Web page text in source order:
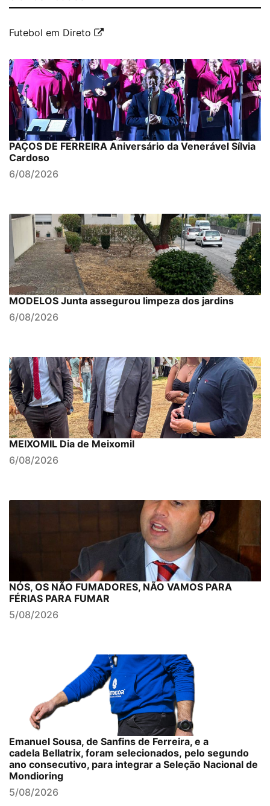
Futebol em Direto
PAÇOS DE FERREIRA Aniversário da Venerável Sílvia
Cardoso
6/08/2026
MODELOS Junta assegurou limpeza dos jardins
6/08/2026
MEIXOMIL Dia de Meixomil
6/08/2026
NÓS, OS NÃO FUMADORES, NÃO VAMOS PARA
FÉRIAS PARA FUMAR
5/08/2026
Emanuel Sousa, de Sanfins de Ferreira, e a
cadela Bellatrix, foram selecionados, pelo segundo
ano consecutivo, para integrar a Seleção Nacional de
Mondioring
5/08/2026